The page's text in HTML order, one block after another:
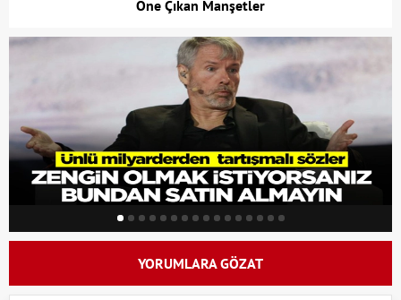
Öne Çıkan Manşetler
YORUMLARA GÖZAT